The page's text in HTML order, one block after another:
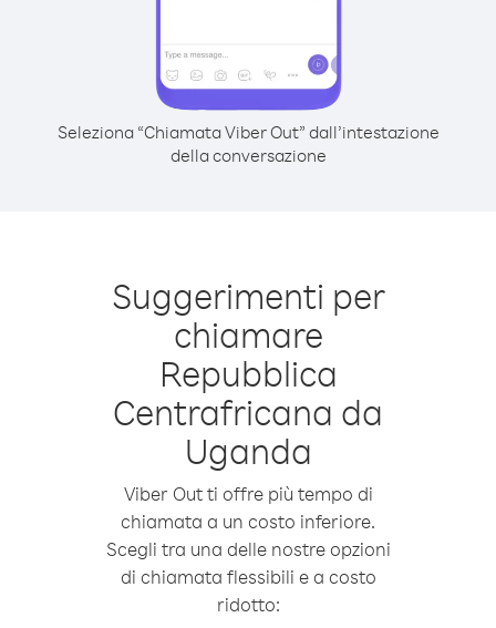
Seleziona “Chiamata Viber Out” dall’intestazione
della conversazione
Suggerimenti per
chiamare
Repubblica
Centrafricana da
Uganda
Viber Out ti offre più tempo di
chiamata a un costo inferiore.
Scegli tra una delle nostre opzioni
di chiamata flessibili e a costo
ridotto: